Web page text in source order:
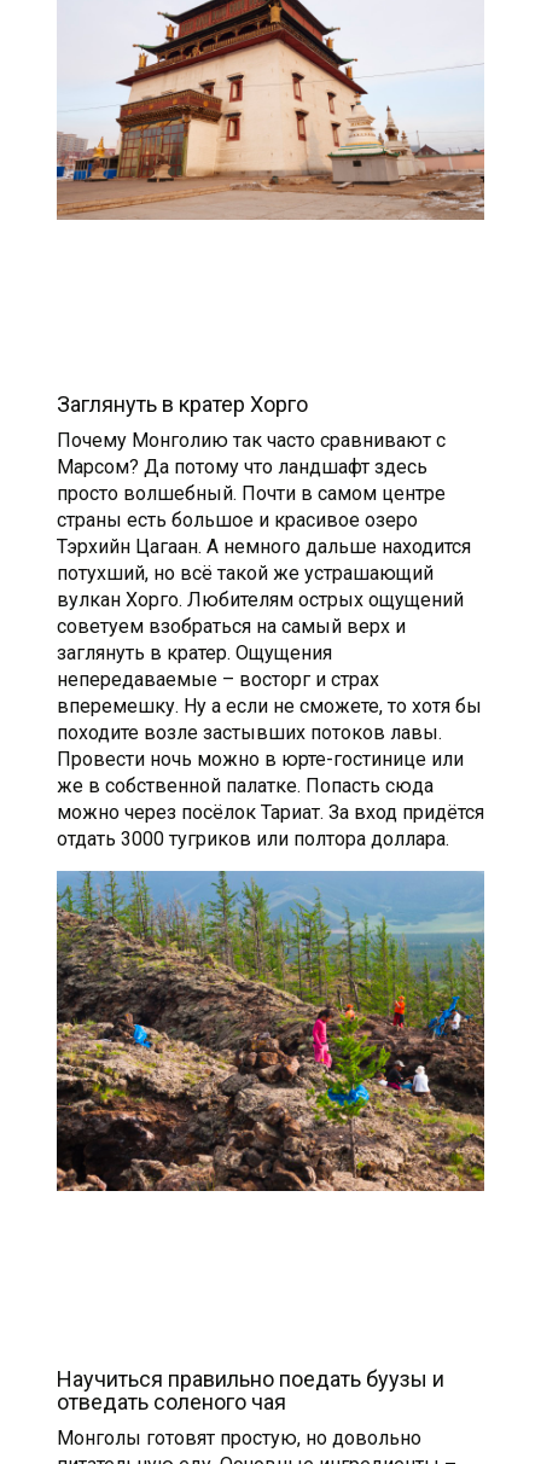
Заглянуть в кратер Хорго
Почему Монголию так часто сравнивают с
Марсом? Да потому что ландшафт здесь
просто волшебный. Почти в самом центре
страны есть большое и красивое озеро
Тэрхийн Цагаан. А немного дальше находится
потухший, но всё такой же устрашающий
вулкан Хорго. Любителям острых ощущений
советуем взобраться на самый верх и
заглянуть в кратер. Ощущения
непередаваемые – восторг и страх
вперемешку. Ну а если не сможете, то хотя бы
походите возле застывших потоков лавы.
Провести ночь можно в юрте-гостинице или
же в собственной палатке. Попасть сюда
можно через посёлок Тариат. За вход придётся
отдать 3000 тугриков или полтора доллара.
Научиться правильно поедать буузы и
отведать соленого чая
Монголы готовят простую, но довольно